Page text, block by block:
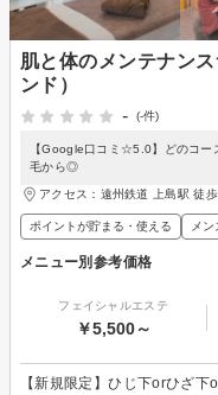
肌と体のメンテナン
ンド）
-
(-件)
【Google口コミ☆5.0】どのコ
毛から◎
アクセス：遠州鉄道 上島駅 徒
ポイントが貯まる・使える メン
メニュー別参考価格
フェイシャルエステ
￥5,500～
【新規限定】ひじ下orひざ